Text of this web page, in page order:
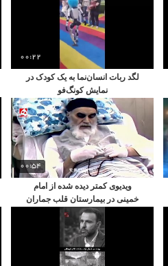
00:22
لگد ربات انسان‌نما به یک کودک در
نمایش کونگ‌فو
00:54
ویدیوی کمتر دیده شده از امام
خمینی در بیمارستان قلب جماران